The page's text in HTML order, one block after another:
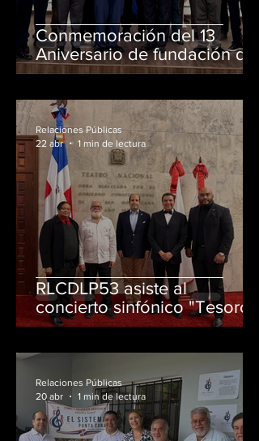
Conmemoración del 13
Aniversario de fundación de
nuestra Logia.
RLCDLP53 asiste al
concierto sinfónico "Tesoros
de la Patria"
Relaciones Públicas
22 abr
1 min de lectura
Relaciones Públicas
20 abr
1 min de lectura